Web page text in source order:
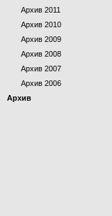
Архив 2011
Архив 2010
Архив 2009
Архив 2008
Архив 2007
Архив 2006
Архив